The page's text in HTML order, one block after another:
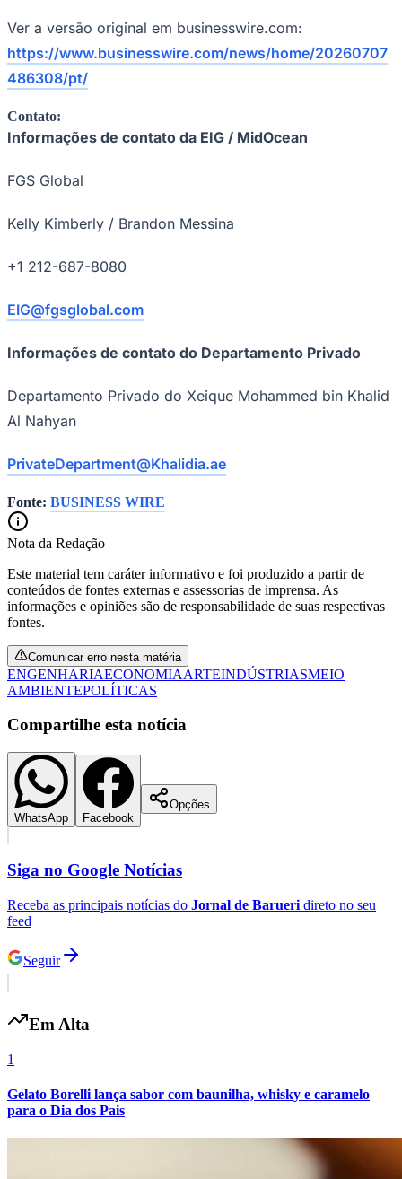
Fluminense
Ver a versão original em businesswire.com:
https://www.businesswire.com/news/home/20260707
486308/pt/
Contato:
Informações de contato da EIG / MidOcean
FGS Global
Kelly Kimberly / Brandon Messina
+1 212-687-8080
EIG@fgsglobal.com
Informações de contato do Departamento Privado
Departamento Privado do Xeique Mohammed bin Khalid
Al Nahyan
PrivateDepartment@Khalidia.ae
Fonte: BUSINESS WIRE
Nota da Redação
Este material tem caráter informativo e foi produzido a partir de
conteúdos de fontes externas e assessorias de imprensa. As
informações e opiniões são de responsabilidade de suas respectivas
fontes.
Comunicar erro nesta matéria
ENGENHARIAECONOMIAARTEINDÚSTRIASMEIO
AMBIENTEPOLÍTICAS
Compartilhe esta notícia
WhatsApp Facebook
Opções
Siga no Google Notícias
Receba as principais notícias do Jornal de Barueri direto no seu
feed
Seguir
Em Alta
1
Gelato Borelli lança sabor com baunilha, whisky e caramelo
para o Dia dos Pais